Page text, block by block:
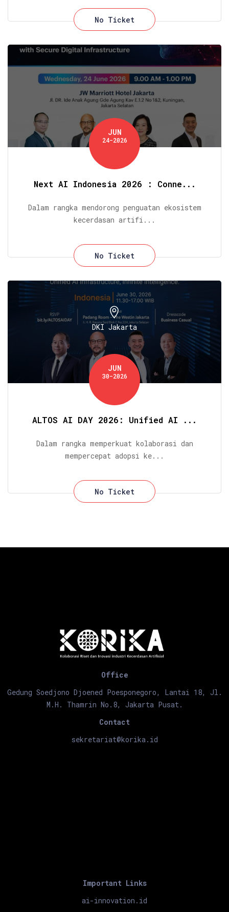
No Ticket
JUN
24-2026
Next AI Indonesia 2026 : Conne...
Dalam rangka mendorong penguatan ekosistem
kecerdasan artifi...
No Ticket
DKI Jakarta
JUN
30-2026
ALTOS AI DAY 2026: Unified AI ...
Dalam rangka memperkuat kolaborasi dan
mempercepat adopsi ke...
No Ticket
Office
Gedung Soedjono Djoened Poesponegoro, Lantai 18, Jl.
M.H. Thamrin No.8, Jakarta Pusat.
Contact
sekretariat@korika.id
Important Links
ai-innovation.id